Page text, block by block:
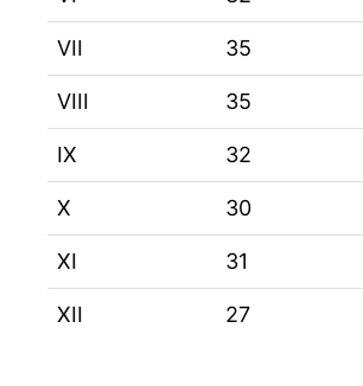
VII 35
VIII 35
IX 32
X 30
XI 31
XII 27